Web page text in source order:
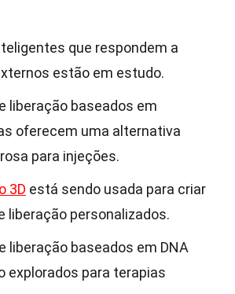
que respondem a
estão em estudo.
liberação baseados em
oferecem uma alternativa
para injeções.
3D está sendo usada para criar
liberação personalizados.
liberação baseados em DNA
explorados para terapias